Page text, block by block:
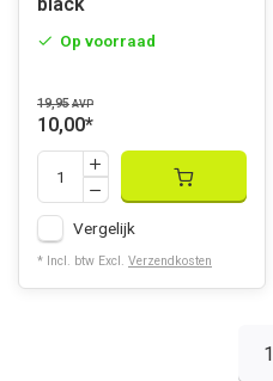
Op voorraad
19,95 AVP
10,00*
Vergelijk
* Incl. btw Excl. Verzendkosten
1